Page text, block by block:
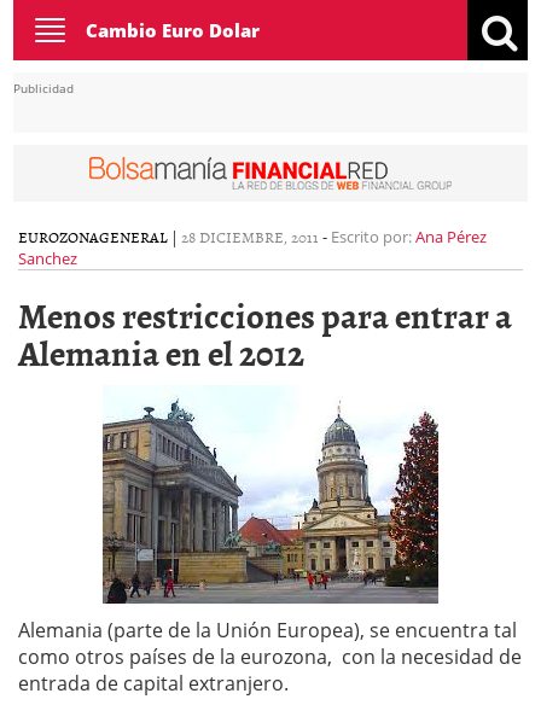
Toggle
navigation
Cambio Euro Dolar
Publicidad
EUROZONAGENERAL | 28 DICIEMBRE, 2011 - Escrito por:Ana Pérez
Sanchez
Menos restricciones para entrar a
Alemania en el 2012
Alemania (parte de la Unión Europea), se encuentra tal
como otros países de la eurozona, con la necesidad de
entrada de capital extranjero.